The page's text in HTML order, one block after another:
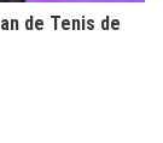
de Tenis de